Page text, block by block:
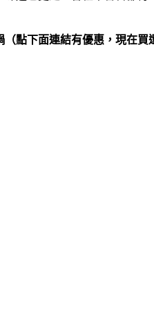
點下面連結有優惠，現在買